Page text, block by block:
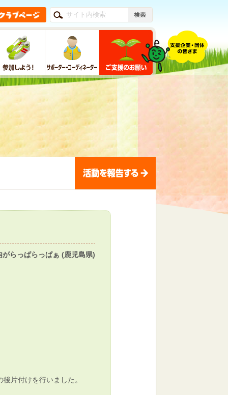
がらっぱらっぱぁ (鹿児島県)
片付けを行いました。